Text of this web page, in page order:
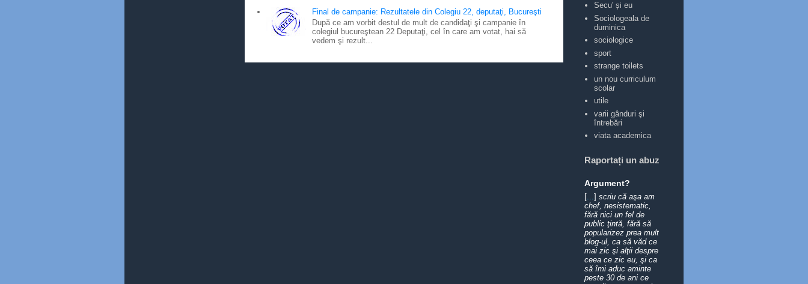
Final de campanie: Rezultatele din Colegiu 22, deputaţi, Bucureşti
După ce am vorbit destul de mult de candidaţi şi campanie în
colegiul bucureştean 22 Deputaţi, cel în care am votat, hai să
vedem şi rezult...
Secu' și eu
Sociologeala de
duminica
sociologice
sport
strange toilets
un nou curriculum
scolar
utile
varii gânduri şi
întrebări
viata academica
Raportați un abuz
Argument?
[...] scriu că aşa am
chef, nesistematic,
fără nici un fel de
public ţintă, fără să
popularizez prea mult
blog-ul, ca să văd ce
mai zic şi alţii despre
ceea ce zic eu, şi ca
să îmi aduc aminte
peste 30 de ani ce